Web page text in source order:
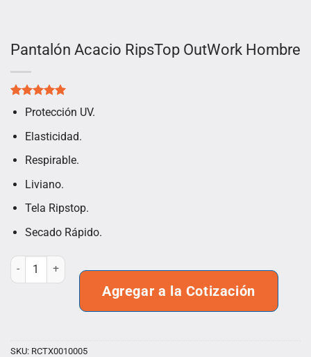
Pantalón Acacio RipsTop OutWork Hombre
Valorado
con 5.00
base a
de un
Protección UV.
Elasticidad.
Respirable.
Liviano.
Tela Ripstop.
Secado Rápido.
Pantalón Acacio RipsTop OutWork Hombre cantidad
Agregar a la Cotización
SKU: RCTX0010005